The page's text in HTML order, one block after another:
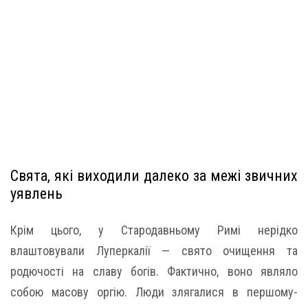
Свята, які виходили далеко за межі звичних
уявлень
Крім цього, у Стародавньому Римі нерідко
влаштовували Луперкалії — свято очищення та
родючості на славу богів. Фактично, воно являло
собою масову оргію. Люди злягалися в першому-